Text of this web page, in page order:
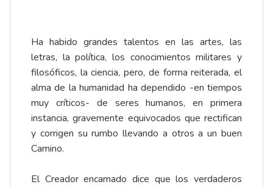
Ha habido grandes talentos en las artes, las
letras, la política, los conocimientos militares y
filosóficos, la ciencia, pero, de forma reiterada, el
alma de la humanidad ha dependido -en tiempos
muy críticos- de seres humanos, en primera
instancia, gravemente equivocados que rectifican
y corrigen su rumbo llevando a otros a un buen
Camino.
El Creador encarnado dice que los verdaderos